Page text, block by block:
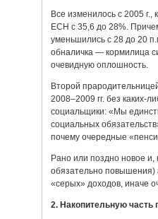
Все изменилось с 2005
ЕСН с 35,6 до 28%.
уменьшились с 28 до 20
обналичка — кормилица
очевидную оплошность.
Второй
2008–2009 гг. без каких-
социальщики: «Мы
социальных
почему очередные
Рано или поздно новое и,
обязательно повышения)
«серых» доходов, иначе
2. Накопительную часть